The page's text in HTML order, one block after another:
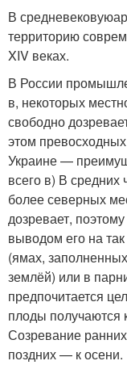
В
территорию
XIV веках.
В России
в, некоторых
свободно
этом
Украине —
всего в) В средних
более северных
дозревает,
выводом его на
(ямах,
землёй) или в
предпочитается
плоды получаются
Созревание
поздних — к осени.